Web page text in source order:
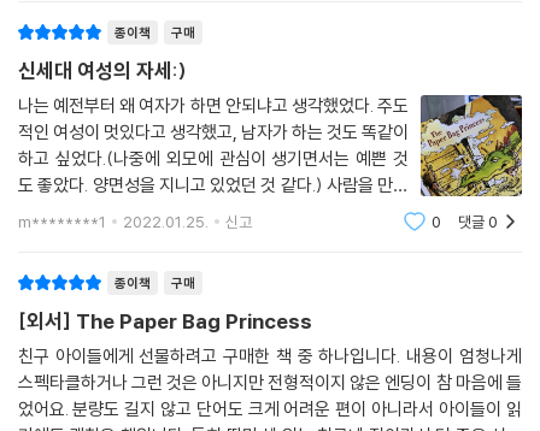
종이책 구매
신세대 여성의 자세:)
나는 예전부터 왜 여자가 하면 안되냐고 생각했었다. 주도
적인 여성이 멋있다고 생각했고, 남자가 하는 것도 똑같이
하고 싶었다.(나중에 외모에 관심이 생기면서는 예쁜 것
도 좋았다. 양면성을 지니고 있었던 것 같다.) 사람을 만날
때도 내가 좋아하는 사람을 만나는 것이 좋았다. 종이봉투
m********1 2022.01.25. 신고 0 댓글0
종이책 구매
[외서] The Paper Bag Princess
친구 아이들에게 선물하려고 구매한 책 중 하나입니다. 내용이 엄청나게
스펙타클하거나 그런 것은 아니지만 전형적이지 않은 엔딩이 참 마음에 들
었어요. 분량도 길지 않고 단어도 크게 어려운 편이 아니라서 아이들이 읽